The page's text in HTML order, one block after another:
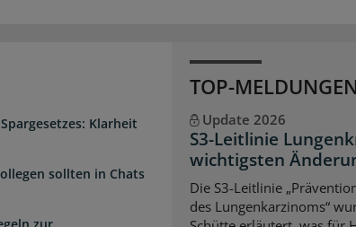
Klarheit
sollten in Chats
TOP-MELDUNGEN
Update 2026
S3-Leitlinie
wichtigsten
Die S3-Leitlinie
des Lungenkarzinoms“